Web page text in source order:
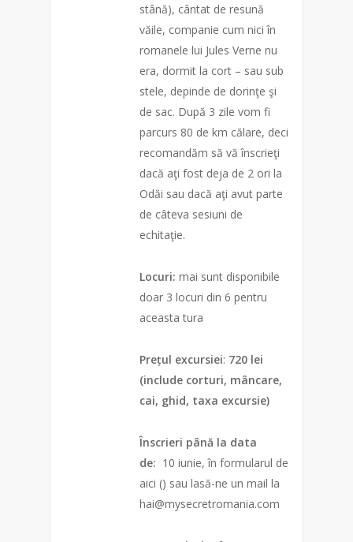
stână), cântat de resună
văile, companie cum nici în
romanele lui Jules Verne nu
era, dormit la cort – sau sub
stele, depinde de dorinţe şi
de sac. După 3 zile vom fi
parcurs 80 de km călare, deci
recomandăm să vă înscrieţi
dacă aţi fost deja de 2 ori la
Odăi sau dacă aţi avut parte
de câteva sesiuni de
echitaţie.
Locuri: mai sunt disponibile
doar 3 locuri din 6 pentru
aceasta tura
Prețul excursiei: 720 lei
(include corturi, mâncare,
cai, ghid, taxa excursie)
Înscrieri până la data
de: 10 iunie, în formularul de
aici () sau lasă-ne un mail la
hai@mysecretromania.com